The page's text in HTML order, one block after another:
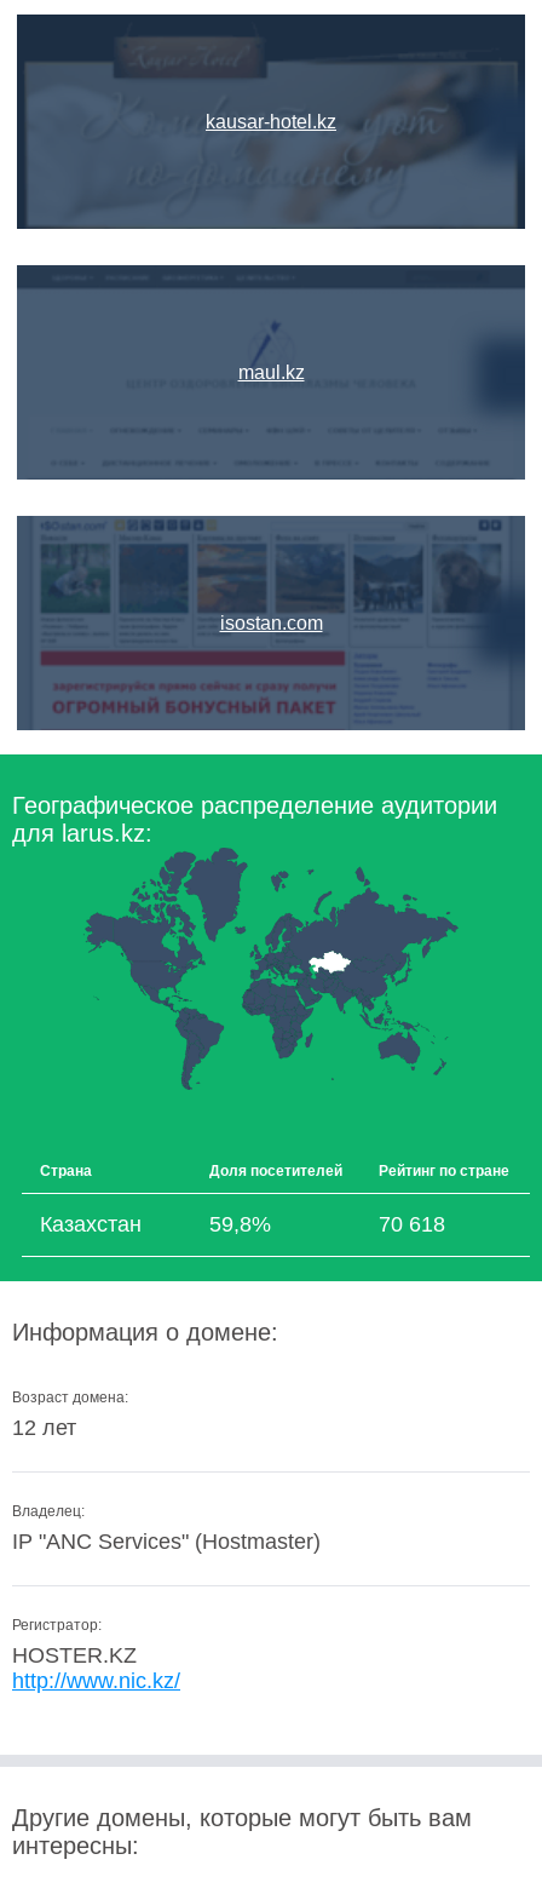
kausar-hotel.kz
maul.kz
isostan.com
Географическое распределение аудитории
для larus.kz:
Страна Доля посетителей Рейтинг по стране
Казахстан 59,8% 70 618
Информация о домене:
Возраст домена:
12 лет
Владелец:
IP "ANC Services" (Hostmaster)
Регистратор:
HOSTER.KZ
http://www.nic.kz/
Другие домены, которые могут быть вам
интересны: